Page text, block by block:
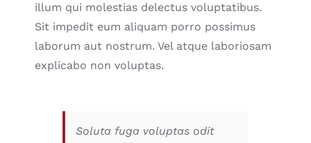
illum qui molestias delectus voluptatibus.
Sit impedit eum aliquam porro possimus
laborum aut nostrum. Vel atque laboriosam
explicabo non voluptas.
Soluta fuga voluptas odit